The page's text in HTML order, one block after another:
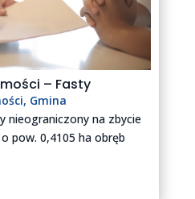
– Fasty
, Gmina
nieograniczony na zbycie
pow. 0,4105 ha obręb